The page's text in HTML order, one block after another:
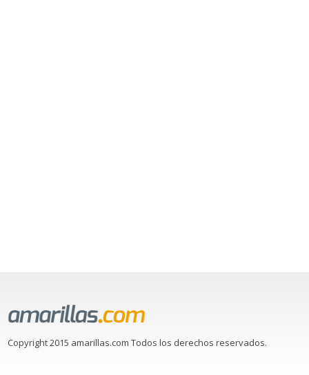
Copyright 2015 amarillas.com Todos los derechos reservados.